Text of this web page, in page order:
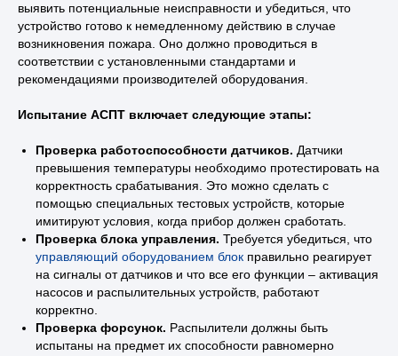
выявить потенциальные неисправности и убедиться, что
устройство готово к немедленному действию в случае
возникновения пожара. Оно должно проводиться в
соответствии с установленными стандартами и
рекомендациями производителей оборудования.
Испытание АСПТ включает следующие этапы:
Проверка работоспособности датчиков. Датчики
превышения температуры необходимо протестировать на
корректность срабатывания. Это можно сделать с
помощью специальных тестовых устройств, которые
имитируют условия, когда прибор должен сработать.
Проверка блока управления. Требуется убедиться, что
управляющий оборудованием блок правильно реагирует
на сигналы от датчиков и что все его функции – активация
насосов и распылительных устройств, работают
корректно.
Проверка форсунок. Распылители должны быть
испытаны на предмет их способности равномерно
Политика в отношении обработки